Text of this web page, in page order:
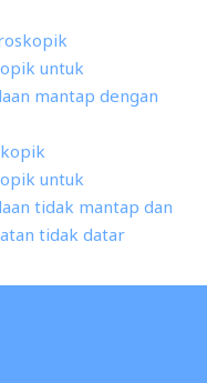
untuk
mantap dengan
untuk
tidak mantap dan
tidak datar